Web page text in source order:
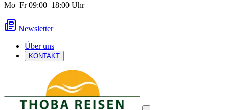
Mo–Fr 09:00–18:00 Uhr
|
Newsletter
Über uns
KONTAKT